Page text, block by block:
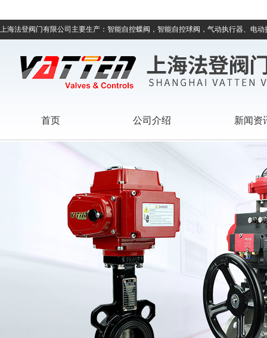
上海法登阀门有限公司主要生产：智能自控蝶阀，智能自控球阀，气动执行器、电
首页 公司介绍 新闻资